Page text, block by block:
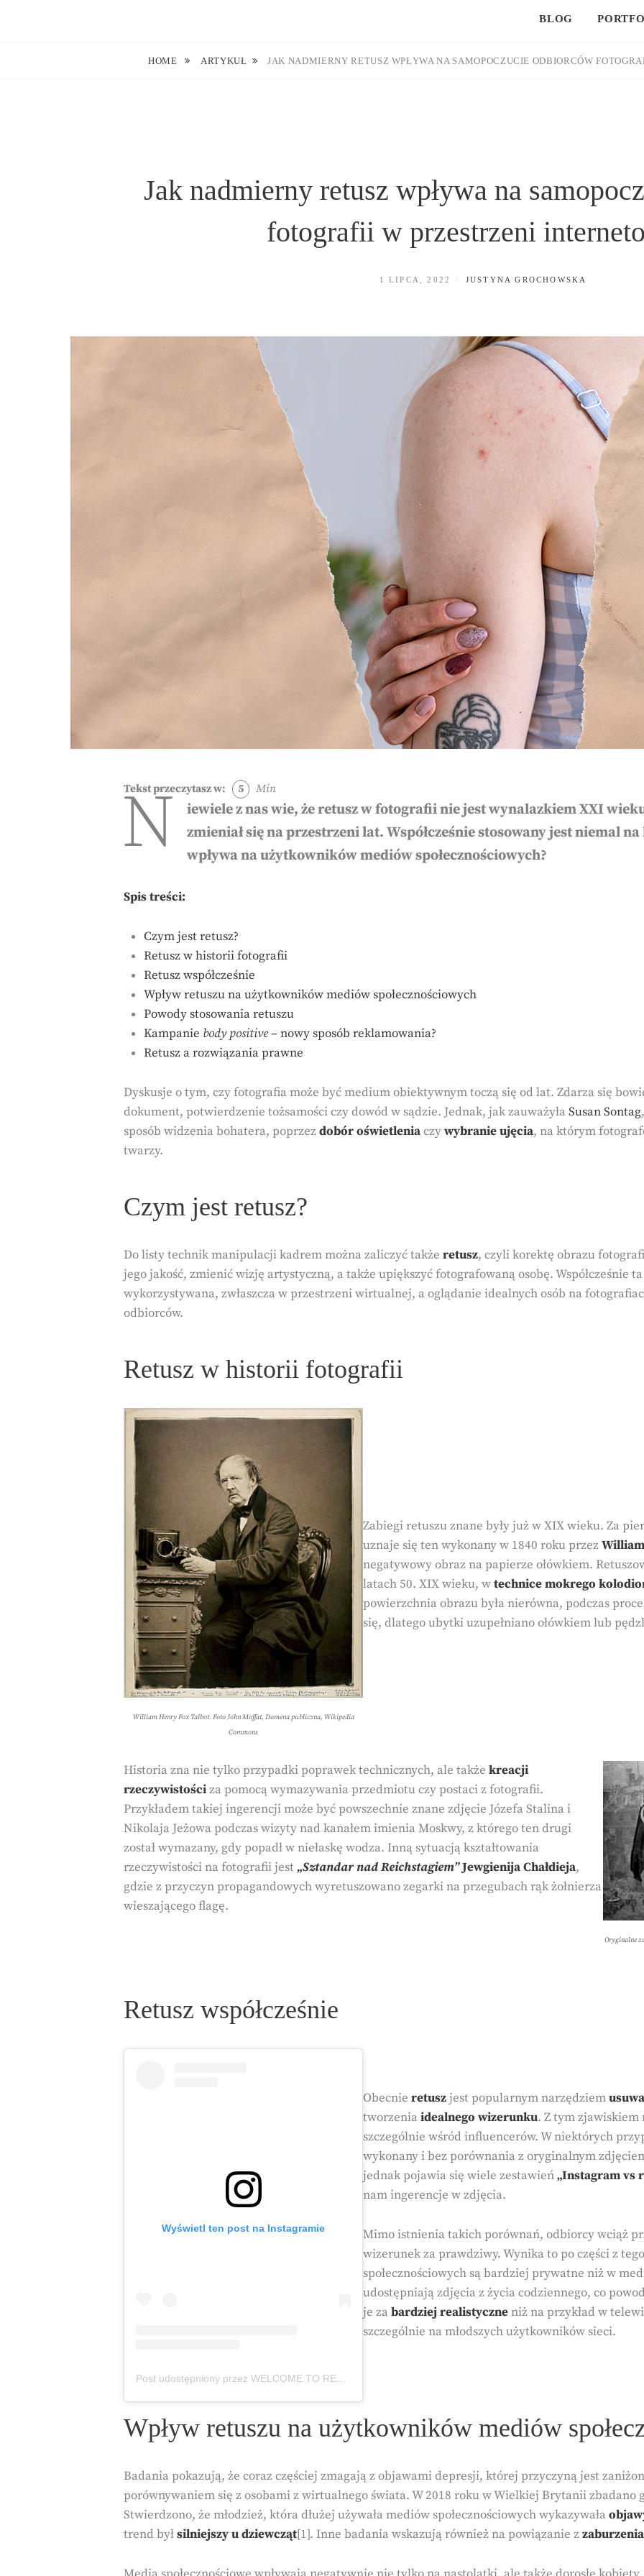
BLOG
HOME ARTYKUŁ JAK NADMIERNY RETUSZ WPŁYWA NA SAMOPOCZUCIE ODBIORCÓW
Jak nadmierny retusz wpływa na
fotografii w przestrzeni
POSTED
1 LIPCA, 2022 BY
JUSTYNA GROCHOWSKA
Tekst przeczytasz w: 5 Min
N
iewiele z nas wie, że retusz w fotografii nie jest wynalazkiem XXI
zmieniał się na przestrzeni lat. Współcześnie stosowany jest niemal
wpływa na użytkowników mediów społecznościowych?
Spis treści:
Czym jest retusz?
Retusz w historii fotografii
Retusz współcześnie
Wpływ retuszu na użytkowników mediów społecznościowych
Powody stosowania retuszu
Kampanie body positive– nowy sposób reklamowania?
Retusz a rozwiązania prawne
Dyskusje o tym, czy fotografia może być medium obiektywnym toczą się od lat. Zdarza się
dokument, potwierdzenie tożsamości czy dowód w sądzie. Jednak, jak zauważyłaSusan Sontag
sposób widzenia bohatera, poprzezdobór oświetleniaczywybranie ujęcia, na którym
twarzy.
Czym jest retusz?
Do listy technik manipulacji kadrem można zaliczyć także retusz, czyli korektę obrazu
jego jakość, zmienić wizję artystyczną, a także upiększyć fotografowaną osobę. Współcześnie
wykorzystywana, zwłaszcza w przestrzeni wirtualnej, a oglądanie idealnych osób na
odbiorców.
Retusz w historii fotografii
William Henry Fox Talbot. Foto John Moffat, Domena publiczna, Wikipedia
Commons
Zabiegi retuszu znane były już w XIX wieku. Za
uznaje się ten wykonany w 1840 roku przez
negatywowy obraz na papierze ołówkiem.
latach 50. XIX wieku, wtechnice mokrego
powierzchnia obrazu była nierówna, podczas
się, dlatego ubytki uzupełniano ołówkiem lub
Historia zna nie tylko przypadki poprawek technicznych, ale także kreacji
rzeczywistościza pomocą wymazywania przedmiotu czy postaci z fotografii.
Przykładem takiej ingerencji może być powszechnie znane zdjęcie Józefa Stalina i
Nikolaja Jeżowa podczas wizyty nad kanałem imienia Moskwy, z którego ten drugi
został wymazany, gdy popadł w niełaskę wodza. Inną sytuacją kształtowania
rzeczywistości na fotografii jest „Sztandar nad Reichstagiem”Jewgienija Chałdieja,
gdzie z przyczyn propagandowych wyretuszowano zegarki na przegubach rąk żołnierza
wieszającego flagę.
Oryginalne
Retusz współcześnie
Wyświetl ten post na Instagramie
Obecnieretusz jest popularnym narzędziem
tworzeniaidealnego wizerunku. Z tym
szczególnie wśród influencerów. W niektórych
wykonany i bez porównania z oryginalnym
jednak pojawia się wiele zestawień„Instagram vs
nam ingerencje w zdjęcia.
Mimo istnienia takich porównań, odbiorcy wciąż
wizerunek za prawdziwy. Wynika to po części z
społecznościowych są bardziej prywatne niż w
udostępniają zdjęcia z życia codziennego, co
je zabardziej realistyczneniż na przykład w
szczególnie na młodszych użytkowników sieci.
Wpływ retuszu na użytkowników mediów
Badania pokazują, że coraz częściej zmagają z objawami depresji, której przyczyną jest
porównywaniem się z osobami z wirtualnego świata. W 2018 roku w Wielkiej Brytanii zbadano
Stwierdzono, że młodzież, która dłużej używała mediów społecznościowych wykazywała
trend byłsilniejszy u dziewcząt[1]. Inne badania wskazują również na powiązanie z